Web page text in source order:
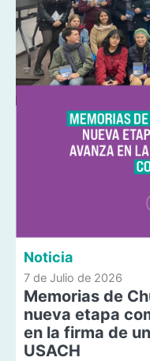
Noticia
7 de Julio de 2026
Memorias de
nueva etapa
en la firma de
USACH